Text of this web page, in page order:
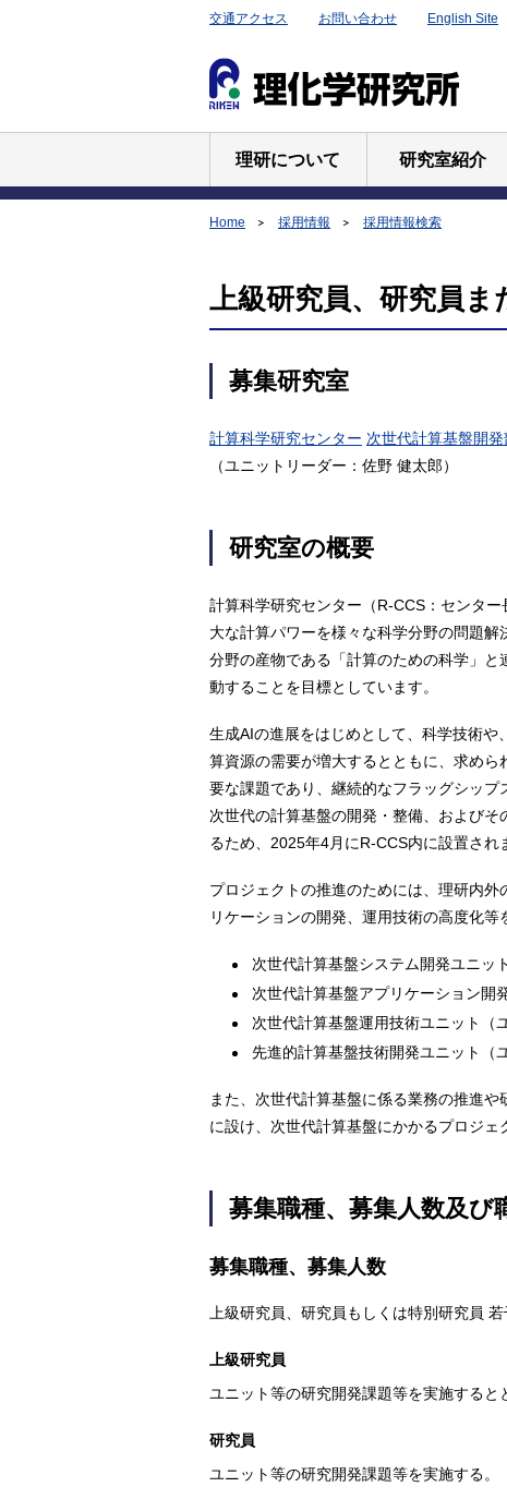
交通アクセス お問い合わせ English Site
理研について 研究室紹介
Home 採用情報 採用情報検索
上級研究員、研究員ま
募集研究室
計算科学研究センター 次世代計算基盤開発
（ユニットリーダー：佐野 健太郎）
研究室の概要
計算科学研究センター（R-CCS：センタ
大な計算パワーを様々な科学分野の問題
分野の産物である「計算のための科学」
動することを目標としています。
生成AIの進展をはじめとして、科学技術
算資源の需要が増大するとともに、求め
要な課題であり、継続的なフラッグシップ
次世代の計算基盤の開発・整備、および
るため、2025年4月にR-CCS内に設置され
プロジェクトの推進のためには、理研内
リケーションの開発、運用技術の高度化
次世代計算基盤システム開発ユニッ
次世代計算基盤アプリケーション開
次世代計算基盤運用技術ユニット（
先進的計算基盤技術開発ユニット（
また、次世代計算基盤に係る業務の推進
に設け、次世代計算基盤にかかるプロジェ
募集職種、募集人数及び
募集職種、募集人数
上級研究員、研究員もしくは特別研究員 若
上級研究員
ユニット等の研究開発課題等を実施すると
研究員
ユニット等の研究開発課題等を実施する。